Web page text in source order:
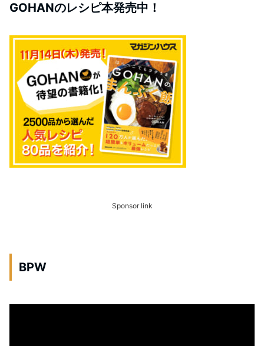
GOHANのレシピ本発売中！
Sponsor link
BPW